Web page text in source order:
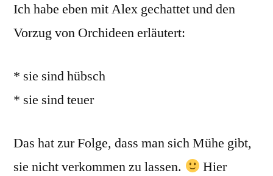
Ich habe eben mit Alex gechattet und den
Vorzug von Orchideen erläutert:
* sie sind hübsch
* sie sind teuer
Das hat zur Folge, dass man sich Mühe gibt,
sie nicht verkommen zu lassen.
Hier